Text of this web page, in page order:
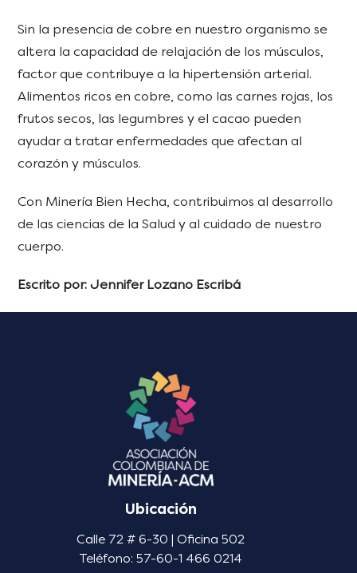
Sin la presencia de cobre en nuestro organismo se
altera la capacidad de relajación de los músculos,
factor que contribuye a la hipertensión arterial.
Alimentos ricos en cobre, como las carnes rojas, los
frutos secos, las legumbres y el cacao pueden
ayudar a tratar enfermedades que afectan al
corazón y músculos.
Con Minería Bien Hecha, contribuimos al desarrollo
de las ciencias de la Salud y al cuidado de nuestro
cuerpo.
Escrito por: Jennifer Lozano Escribá
Ubicación
Calle 72 # 6-30 | Oficina 502
Teléfono: 57-60-1 466 0214